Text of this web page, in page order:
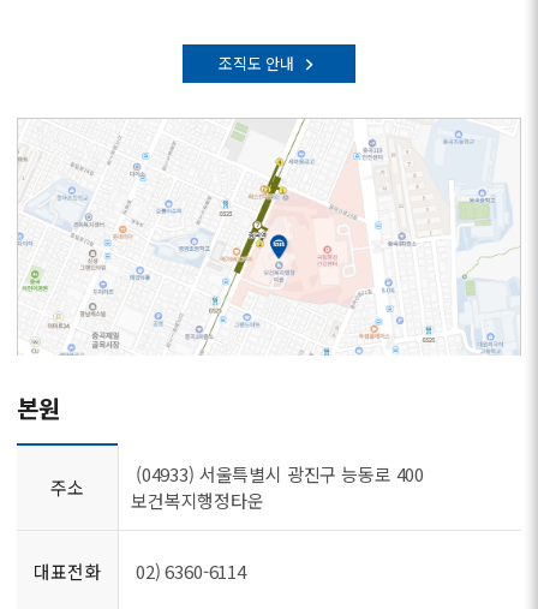
조직도 안내
본원
주소
(04933) 서울특별시 광진구 능동로 400
보건복지행정타운
대표전화 02) 6360-6114